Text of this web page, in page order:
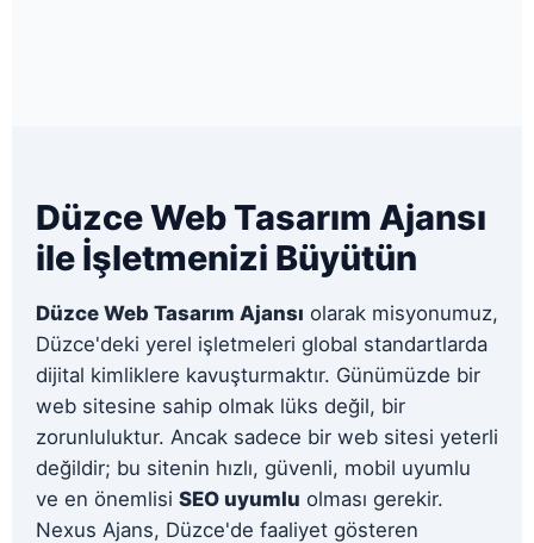
Düzce Web Tasarım Ajansı
ile İşletmenizi Büyütün
Düzce Web Tasarım Ajansı olarak misyonumuz,
Düzce'deki yerel işletmeleri global standartlarda
dijital kimliklere kavuşturmaktır. Günümüzde bir
web sitesine sahip olmak lüks değil, bir
zorunluluktur. Ancak sadece bir web sitesi yeterli
değildir; bu sitenin hızlı, güvenli, mobil uyumlu
ve en önemlisi SEO uyumlu olması gerekir.
Nexus Ajans, Düzce'de faaliyet gösteren